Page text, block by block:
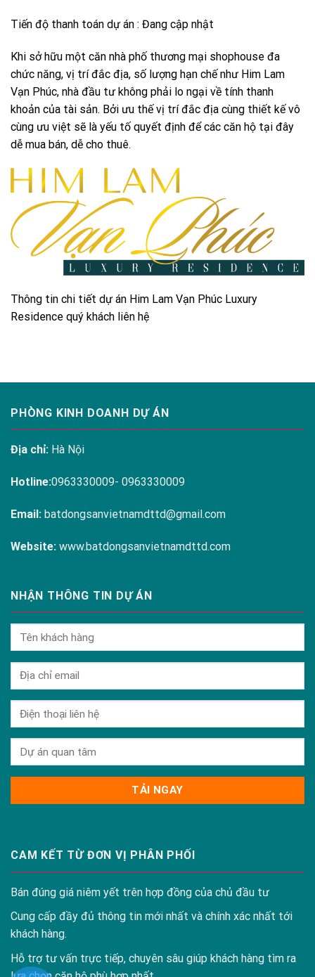
Tiến độ thanh toán dự án : Đang cập nhật
Khi sở hữu một căn nhà phố thương mại shophouse đa
chức năng, vị trí đắc địa, số lượng hạn chế như Him Lam
Vạn Phúc, nhà đầu tư không phải lo ngại về tính thanh
khoản của tài sản. Bởi ưu thế vị trí đắc địa cùng thiết kế vô
cùng ưu việt sẽ là yếu tố quyết định để các căn hộ tại đây
dễ mua bán, dễ cho thuê.
Thông tin chi tiết dự án Him Lam Vạn Phúc Luxury
Residence quý khách liên hệ
PHÒNG KINH DOANH DỰ ÁN
Địa chỉ: Hà Nội
Hotline:0963330009- 0963330009
Email: batdongsanvietnamdttd@gmail.com
Website: www.batdongsanvietnamdttd.com
NHẬN THÔNG TIN DỰ ÁN
CAM KẾT TỪ ĐƠN VỊ PHÂN PHỐI
Bán đúng giá niêm yết trên hợp đồng của chủ đầu tư
Cung cấp đầy đủ thông tin mới nhất và chính xác nhất tới
khách hàng.
Hỗ trợ tư vấn trực tiếp, chuyên sâu giúp khách hàng tìm ra